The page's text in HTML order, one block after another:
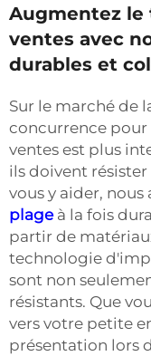
Augmentez
ventes avec
durables et
Sur le marché de
concurrence pour
ventes est plus
ils doivent
vous y aider, nous
plage à la fois
partir de
technologie
sont non
résistants. Que
vers votre petite
présentation lors